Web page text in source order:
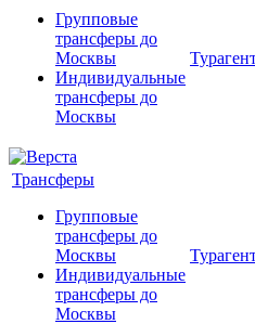
Групповые
трансферы до
Москвы
Индивидуальные
трансферы до
Москвы
Трансферы
Групповые
трансферы до
Москвы
Индивидуальные
трансферы до
Москвы